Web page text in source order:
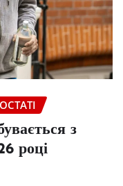
з
році